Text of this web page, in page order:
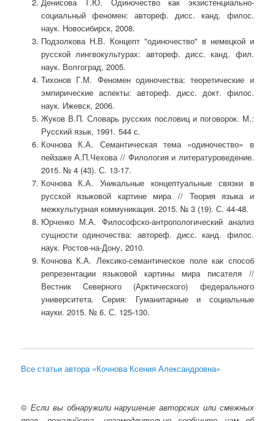
социальный феномен: автореф. дисс. канд. филос.
наук. Новосибирск, 2008.
Подзолкова Н.В. Концепт "одиночество" в немецкой и
русской лингвокультурах: автореф. дисс. канд. фил.
наук. Волгоград, 2005.
Тихонов Г.М. Феномен одиночества: теоретические и
эмпирические аспекты: автореф. дисс. докт. филос.
наук. Ижевск, 2006.
Жуков В.П. Словарь русских пословиц и поговорок. М.:
Русский язык, 1991. 544 с.
Кочнова К.А. Семантическая тема «одиночество» в
пейзаже А.П.Чехова // Филология и литературоведение.
2015. № 4 (43). С. 13-17.
Кочнова К.А. Уникальные концептуальные связки в
русской языковой картине мира // Теория языка и
межкультурная коммуникация. 2015. № 3 (19). С. 44-48.
Юрченко М.А. Философско-антропологический анализ
сущности одиночества: автореф. дисс. канд. филос.
наук. Ростов-на-Дону, 2010.
Кочнова К.А. Лексико-семантическое поле как способ
репрезентации языковой картины мира писателя //
Вестник Северного (Арктического) федерального
университета. Серия: Гуманитарные и социальные
науки. 2015. № 6. С. 125-130.
Все статьи автора «Кочнова Ксения Александровна»
© Если вы обнаружили нарушение авторских или смежных